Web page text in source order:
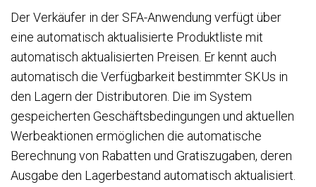
Der Verkäufer in der SFA-Anwendung verfügt über
eine automatisch aktualisierte Produktliste mit
automatisch aktualisierten Preisen. Er kennt auch
automatisch die Verfügbarkeit bestimmter SKUs in
den Lagern der Distributoren. Die im System
gespeicherten Geschäftsbedingungen und aktuellen
Werbeaktionen ermöglichen die automatische
Berechnung von Rabatten und Gratiszugaben, deren
Ausgabe den Lagerbestand automatisch aktualisiert.